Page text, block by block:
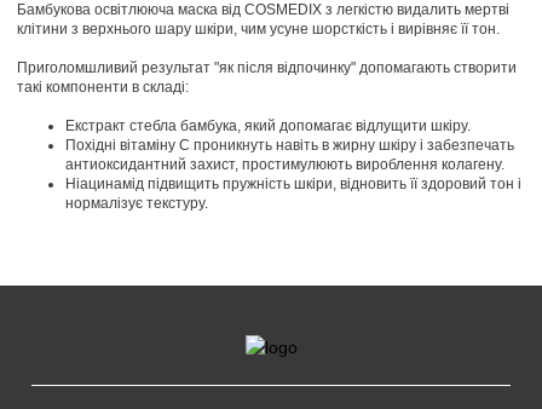
Бамбукова освітлююча маска від COSMEDIX з легкістю видалить мертві
клітини з верхнього шару шкіри, чим усуне шорсткість і вирівняє її тон.
Приголомшливий результат "як після відпочинку" допомагають створити
такі компоненти в складі:
Екстракт стебла бамбука, який допомагає відлущити шкіру.
Похідні вітаміну С проникнуть навіть в жирну шкіру і забезпечать
антиоксидантний захист, простимулюють вироблення колагену.
Ніацинамід підвищить пружність шкіри, відновить її здоровий тон і
нормалізує текстуру.